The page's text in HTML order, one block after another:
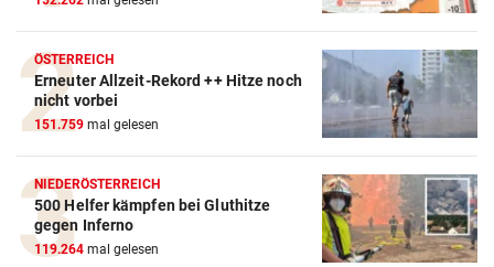
ÖSTERREICH
Erneuter Allzeit-Rekord ++ Hitze noch
nicht vorbei
151.759 mal gelesen
NIEDERÖSTERREICH
500 Helfer kämpfen bei Gluthitze
gegen Inferno
119.264 mal gelesen